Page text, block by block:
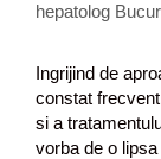
hepatolog
Ingrijind de
constat
si a
vorba de o